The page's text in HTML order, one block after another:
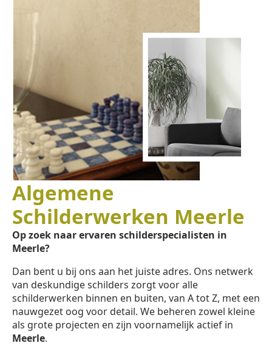
Algemene
Schilderwerken Meerle
Op zoek naar ervaren schilderspecialisten in
Meerle?
Dan bent u bij ons aan het juiste adres. Ons netwerk
van deskundige schilders zorgt voor alle
schilderwerken binnen en buiten, van A tot Z, met een
nauwgezet oog voor detail. We beheren zowel kleine
als grote projecten en zijn voornamelijk actief in
Meerle.